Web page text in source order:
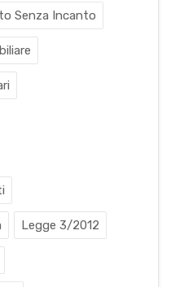
Senza Incanto
Legge 3/2012